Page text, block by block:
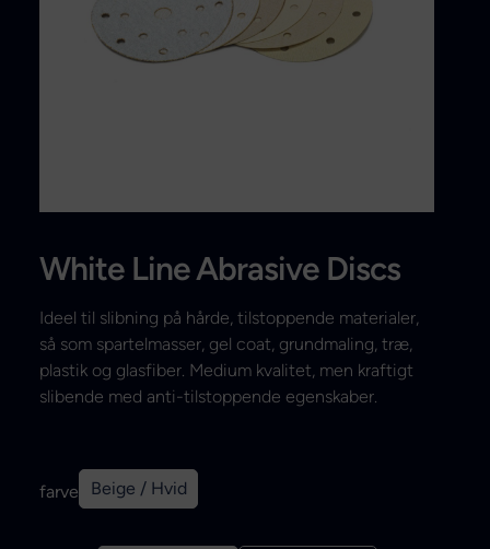
White Line Abrasive Discs
Ideel til slibning på hårde, tilstoppende materialer,
så som spartelmasser, gel coat, grundmaling, træ,
plastik og glasfiber. Medium kvalitet, men kraftigt
slibende med anti-tilstoppende egenskaber.
farve Beige / Hvid